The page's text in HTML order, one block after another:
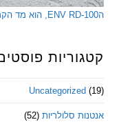
פוסטים
סלולריות (52)